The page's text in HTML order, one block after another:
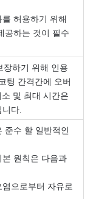
허용하기 위해
공하는 것이 필수
하기 위해 인용
팅 간격간에 오버
및 최대 시간은
다.
준수 할 일반적인
원칙은 다음과
으로부터 자유로